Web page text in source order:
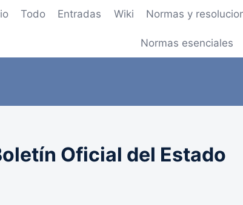
Todo Entradas Wiki Normas y
Normas esenciales
Oficial del Estado